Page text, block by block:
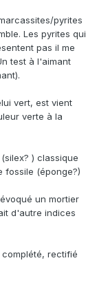
pyrites
Les pyrites qui
pas il me
test à l'aimant
vert, est vient
verte à la
) classique
fossile (éponge?)
un mortier
d'autre indices
rectifié